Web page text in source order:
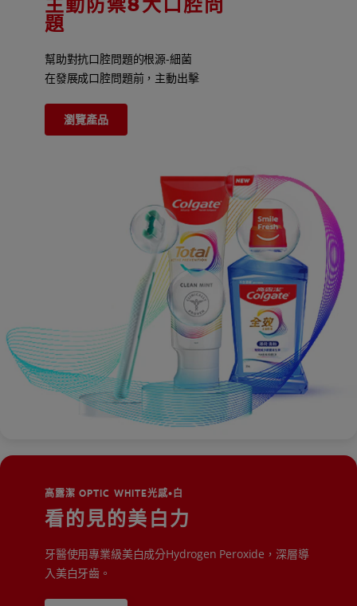
題
幫助對抗口腔問題的根源-細菌
在發展成口腔問題前，主動出擊
瀏覽產品
高露潔 OPTIC WHITE光感•白
看的見的美白力
牙醫使用專業級美白成分Hydrogen Peroxide，深層導
入美白牙齒。